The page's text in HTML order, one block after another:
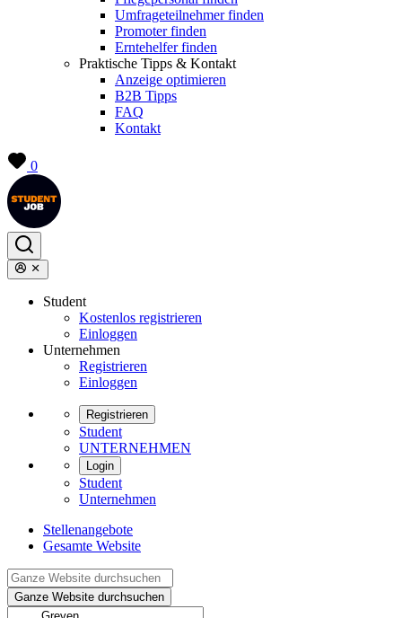
Umfrageteilnehmer finden
Promoter finden
Erntehelfer finden
Praktische Tipps & Kontakt
Anzeige optimieren
B2B Tipps
FAQ
Kontakt
0
Student
Kostenlos registrieren
Einloggen
Unternehmen
Registrieren
Einloggen
Registrieren
Student
UNTERNEHMEN
Login
Student
Unternehmen
Stellenangebote
Gesamte Website